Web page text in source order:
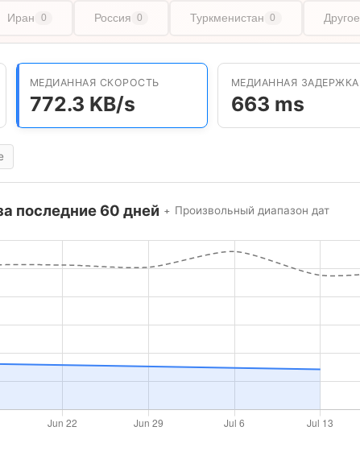
Иран 0 Россия 0 Туркменистан 0 Другое
МЕДИАННАЯ СКОРОСТЬ
772.3 KB/s
МЕДИАННАЯ ЗАДЕРЖКА
663 ms
последние 60 дней Произвольный диапазон дат